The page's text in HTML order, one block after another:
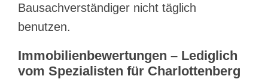
Bausachverständiger nicht täglich
benutzen.
Immobilienbewertungen – Lediglich
vom Spezialisten für Charlottenberg